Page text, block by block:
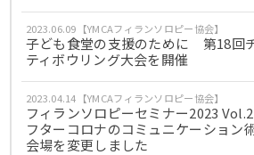
2023.06.09【YMCAフィランソロピー協会】
子ども食堂の支援のために 第18回
ティボウリング大会を開催
2023.04.14【YMCAフィランソロピー協会】
フィランソロピーセミナー2023
フターコロナのコミュニケーショ
会場を変更しました